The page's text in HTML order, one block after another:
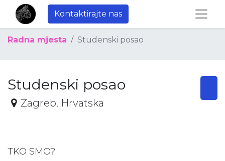
Kontaktirajte nas
Radna mjesta Studenski posao
Studenski posao
Zagreb, Hrvatska
TKO SMO?